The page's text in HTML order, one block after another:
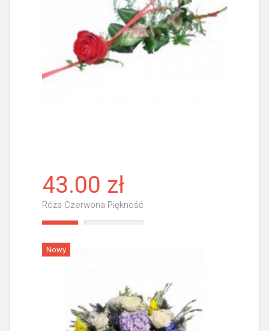
43.00 zł
Róża Czerwona Piękność
Nowy